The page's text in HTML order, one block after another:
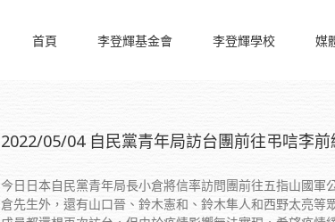
首頁 李登輝基金會 李登輝學校 媒
2022/05/04 自民黨青年局訪台團前往弔唁李前
今日日本自民黨青年局長小倉將信率訪問團前往五指山國
倉先生外，還有山口晉、鈴木憲和、鈴木隼人和西野太亮